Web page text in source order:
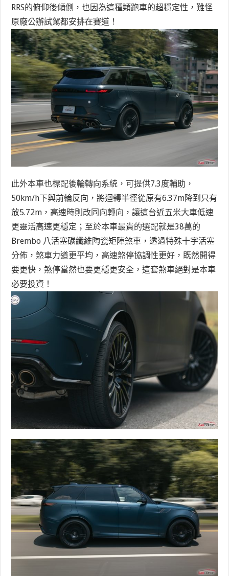
RRS的俯仰後傾側，也因為這種類跑車的超穩定性，難怪
原廠公辦試駕都安排在賽道！
此外本車也標配後輪轉向系統，可提供7.3度輔助，
50km/h下與前輪反向，將迴轉半徑從原有6.37m降到只有
放5.72m，高速時則改同向轉向，讓這台近五米大車低速
更靈活高速更穩定；至於本車最貴的選配就是38萬的
Brembo 八活塞碳纖維陶瓷矩陣煞車，透過特殊十字活塞
分佈，煞車力道更平均，高速煞停協調性更好，既然開得
要更快，煞停當然也要更穩更安全，這套煞車絕對是本車
必要投資！